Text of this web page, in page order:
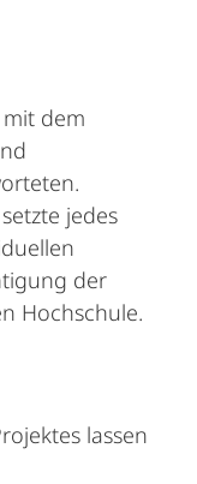
dem
jedes
der
Hochschule.
lassen